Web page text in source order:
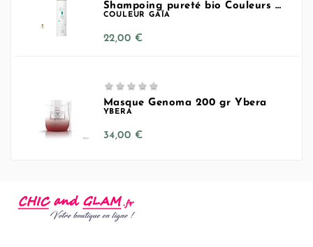
Shampoing pureté bio Couleurs Gaîa
COULEUR GAÏA
22,00 €Prix
    
Masque Genoma 200 gr Ybera
YBERA
34,00 €